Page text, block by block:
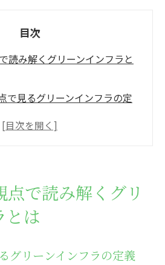
目次
読み解くグリーンインフラと
で見るグリーンインフラの定
リーンインフラ導入の基本
に役立つグリーンインフラ知
の具体例と設備管理現場の活
で読み解くグリ
とは
グリーンインフラの定義